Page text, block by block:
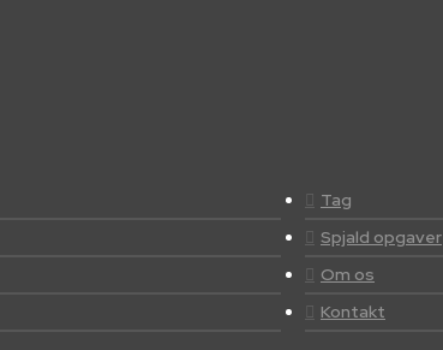
Tag
Spjald opgaver
Om os
Kontakt